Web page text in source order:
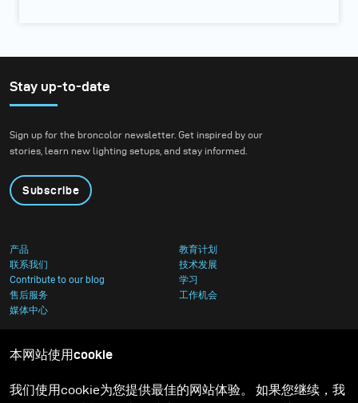
Stay up-to-date
Sign up for the broncolor newsletter. Get inspired by our
stories, learn new lighting setups, and stay informed.
Subscribe
产品
教育计划
联系我们
技术发展
Contribute to our blog
学习
售后服务
工作机会
媒体中心
本网站使用cookie
我们使用cookie为您提供最佳的网站体验。 如果您继续，我